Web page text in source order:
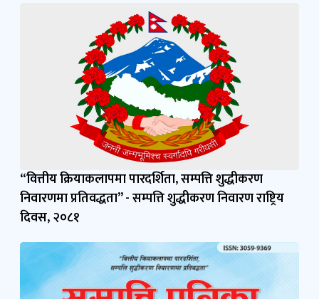
“वित्तीय क्रियाकलापमा पारदर्शिता, सम्पत्ति शुद्धीकरण
निवारणमा प्रतिवद्धता” - सम्पत्ति शुद्धीकरण निवारण राष्ट्रिय
दिवस, २०८१